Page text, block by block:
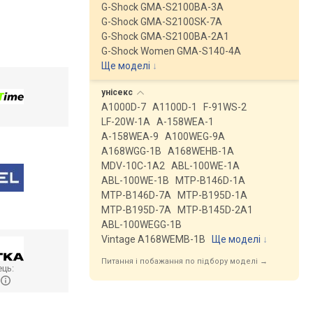
G-Shock GMA-S2100BA-3A
G-Shock GMA-S2100SK-7A
G-Shock GMA-S2100BA-2A1
G-Shock Women GMA-S140-4A
Ще моделі ↓
унісекс
A1000D-7 A1100D-1
F-91WS-2
LF-20W-1A
A-158WEA-1
A-158WEA-9
A100WEG-9A
A168WGG-1B
A168WEHB-1A
MDV-10C-1A2
ABL-100WE-1A
ABL-100WE-1B
MTP-B146D-1A
MTP-B146D-7A
MTP-B195D-1A
MTP-B195D-7A
MTP-B145D-2A1
ABL-100WEGG-1B
Vintage A168WEMB-1B
Ще моделі ↓
Питання і побажання по підбору моделі →